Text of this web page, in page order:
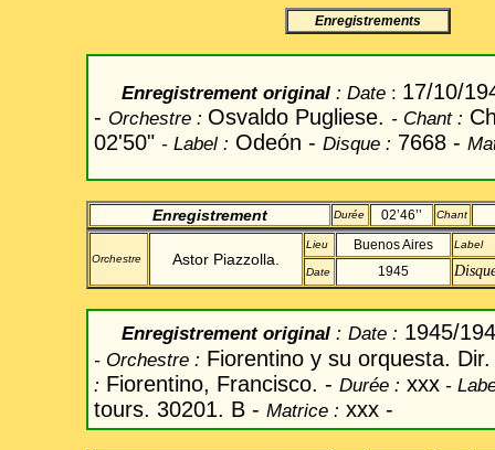
Enregistrements
Enregistrement original : Date : 17/10/
- Orchestre : Osvaldo Pugliese. - Chant:
02'50" - Label : Odeón - Disque : 7668 -
Enregistrement Durée 02’46’’ Chant
Orchestre Astor Piazzolla.
Lieu Buenos Aires Label
Date 1945
Enregistrement original : Date : 1945/
- Orchestre : Fiorentino y su orquesta.
: Fiorentino, Francisco. - Durée : xxx -
tours. 30201. B - Matrice : xxx -